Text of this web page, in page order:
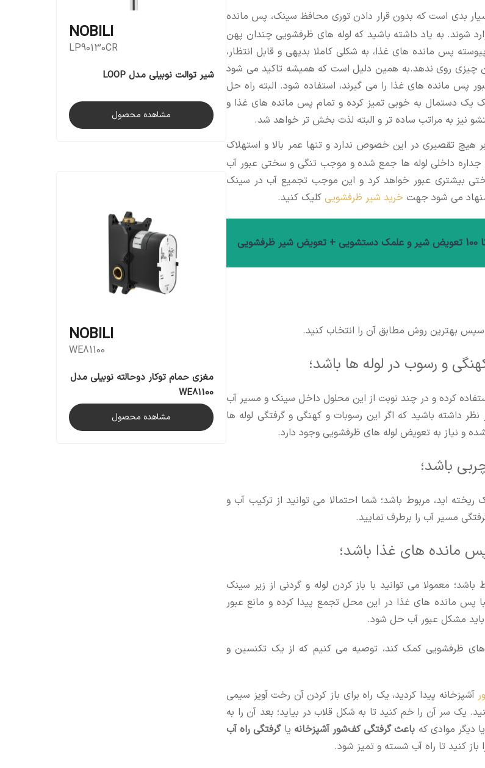
بدی است که بدون قرار دادن توری محافظ سینک، پس مانده
شوند. به یاد داشته باشید که لوله های ظرفشویی چندان پهن
پس مانده های غذا، به شکلی کاملا بدیهی و قابل انتظار،
چیزی روی ندهد.به همین دلیل است که همیشه تاکید می شود
مانده های غذا را می گیرند، استفاده شود. البته راه حل
یک دستمال به خوبی تمیز کرده و تمام پس مانده های غذا و
نیز به مراتب ساده تر و البته لذت بخش تر خواهد شد.
هیچ تقصیری در این خصوص ندارد و تنها عمر بالا و استهلاک
داخلی لوله ها جمع شده و موجب تنگی و سختی عبور آب
بیشتری عبور خواهد کرد و این موجب تجمیع آب در سینک
می شود جهت خرید شیر ظرفشویی کلیک کنید.
سپس بهترین روش مطابق آن را انتخاب کنید.
و رسوب در لوله ها باشد؛
کرده و در چند نوبت از این محلول داخل سینک و مسیر آب
داشته باشید که اگر این رسوبات و کهنگی و گرفتگی لوله ها
و نیاز به تعویض لوله های ظرفشویی وجود دارد.
باشد؛
اید، مربوط باشد؛ شما احتمالا می توانید از ترکیب آب و
مسیر آب را برطرف نمایید.
مانده های غذا باشد؛
معمولا می توانید با باز کردن لوله و گردنی از زیر سینک
پس مانده های غذا در این محل تجمع پیدا کرده و مانع عبور
باید مشکل عبور آب حل شود.
ظرفشویی کمک کند، توصیه می کنیم که از یک تکنسین و
آشپزخانه پیدا کردید، یک راه برای باز کردن آن رخت آویز سیمی
سر آن را خم کنید تا به شکل قلاب در بیاید؛ بعد آن را به
دیگر موادی که باعث گرفتگی کف‌شور آشپزخانه یاگرفتگی راه آب
باز کنید تا راه آب شسته و تمیز شود.
NOBILI
LP90130CR
شیر توالت نوبیلی مدل LOOP
مشاهده محصول
NOBILI
WE81100
مغزی حمام توکار دوحالته نوبیلی مدل
WE81100
مشاهده محصول